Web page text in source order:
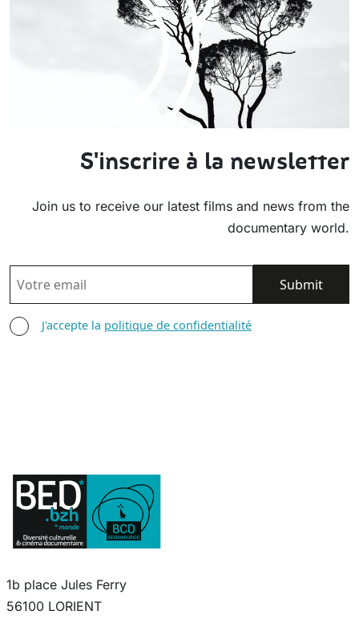
S'inscrire à la newsletter
Join us to receive our latest films and news from the
documentary world.
EMAIL
AGREE TERMS
J'accepte la politique de confidentialité
1b place Jules Ferry
56100 LORIENT